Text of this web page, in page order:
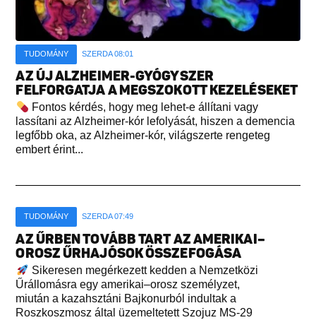
TUDOMÁNY SZERDA 08:01
AZ ÚJ ALZHEIMER-GYÓGYSZER
FELFORGATJA A MEGSZOKOTT KEZELÉSEKET
Fontos kérdés, hogy meg lehet-e állítani vagy
lassítani az Alzheimer-kór lefolyását, hiszen a demencia
legfőbb oka, az Alzheimer-kór, világszerte rengeteg
embert érint...
TUDOMÁNY SZERDA 07:49
AZ ŰRBEN TOVÁBB TART AZ AMERIKAI–
OROSZ ŰRHAJÓSOK ÖSSZEFOGÁSA
Sikeresen megérkezett kedden a Nemzetközi
Űrállomásra egy amerikai–orosz személyzet,
miután a kazahsztáni Bajkonurból indultak a
Roszkoszmosz által üzemeltetett Szojuz MS-29